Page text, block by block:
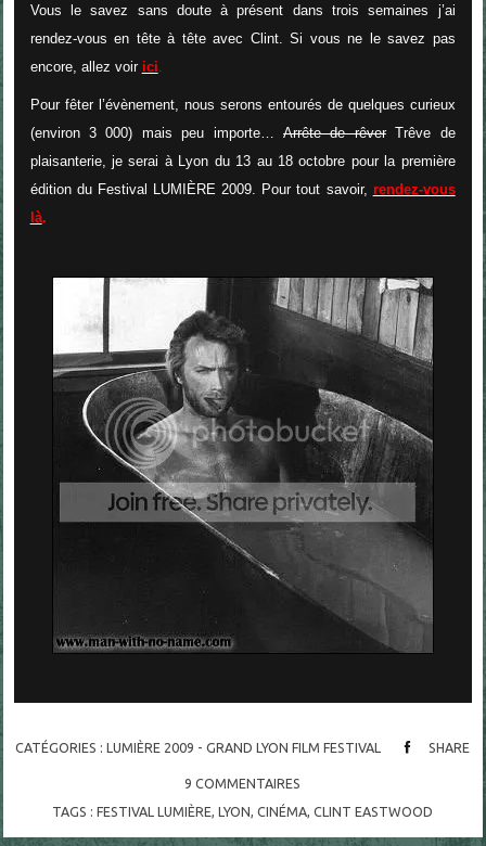
Vous le savez sans doute à présent dans trois semaines j’ai
rendez-vous en tête à tête avec Clint. Si vous ne le savez pas
encore, allez voir ici
Pour fêter l’évènement, nous serons entourés de quelques curieux
(environ 3 000) mais peu importe…Arrête de rêverTrêve de
plaisanterie, je serai à Lyon du 13 au 18 octobre pour la première
édition du Festival LUMIÈRE 2009. Pour tout savoir, rendez-vous
là.
CATÉGORIES :LUMIÈRE 2009 - GRAND LYON FILM FESTIVAL SHARE
9 COMMENTAIRES
TAGS :FESTIVAL LUMIÈRE,LYON,CINÉMA,CLINT EASTWOOD